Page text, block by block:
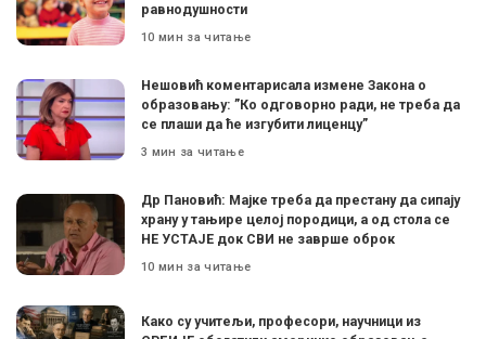
равнодушности
10 мин за читање
Нешовић коментарисала измене Закона о
образовању: ”Ко одговорно ради, не треба да
се плаши да ће изгубити лиценцу”
3 мин за читање
Др Пановић: Мајке треба да престану да сипају
храну у тањире целој породици, а од стола се
НЕ УСТАЈЕ док СВИ не заврше оброк
10 мин за читање
Како су учитељи, професори, научници из